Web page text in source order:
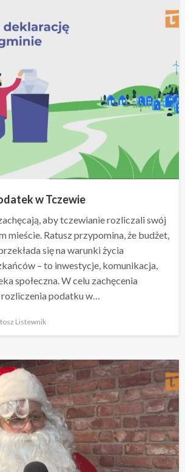
w Tczewie
aby tczewianie rozliczali swój
mieście. Ratusz przypomina, że budżet,
się na warunki życia
– to inwestycje, komunikacja,
społeczna. W celu zachęcenia
podatku w…
Listewnik